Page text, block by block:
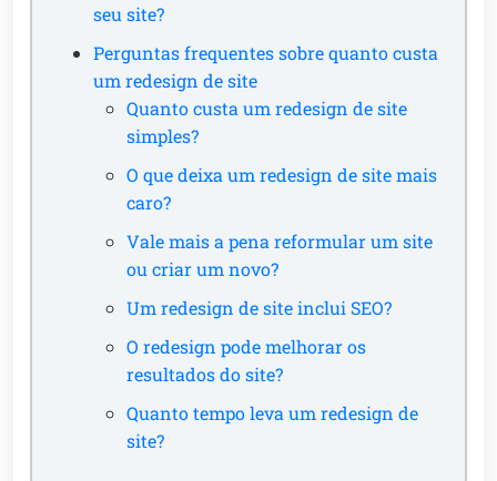
seu site?
Perguntas frequentes sobre quanto custa
um redesign de site
Quanto custa um redesign de site
simples?
O que deixa um redesign de site mais
caro?
Vale mais a pena reformular um site
ou criar um novo?
Um redesign de site inclui SEO?
O redesign pode melhorar os
resultados do site?
Quanto tempo leva um redesign de
site?